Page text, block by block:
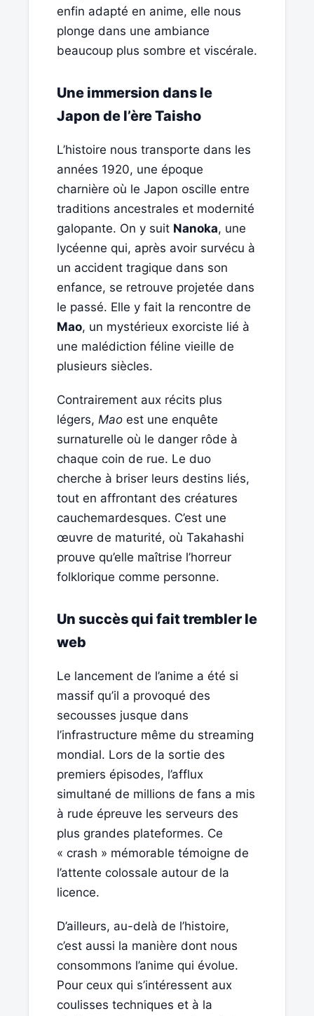
enfin adapté en anime, elle nous
plonge dans une ambiance
beaucoup plus sombre et viscérale.
Une immersion dans le
Japon de l’ère Taisho
L’histoire nous transporte dans les
années 1920, une époque
charnière où le Japon oscille entre
traditions ancestrales et modernité
galopante. On y suit Nanoka, une
lycéenne qui, après avoir survécu à
un accident tragique dans son
enfance, se retrouve projetée dans
le passé. Elle y fait la rencontre de
Mao, un mystérieux exorciste lié à
une malédiction féline vieille de
plusieurs siècles.
Contrairement aux récits plus
légers, Mao est une enquête
surnaturelle où le danger rôde à
chaque coin de rue. Le duo
cherche à briser leurs destins liés,
tout en affrontant des créatures
cauchemardesques. C’est une
œuvre de maturité, où Takahashi
prouve qu’elle maîtrise l’horreur
folklorique comme personne.
Un succès qui fait trembler le
web
Le lancement de l’anime a été si
massif qu’il a provoqué des
secousses jusque dans
l’infrastructure même du streaming
mondial. Lors de la sortie des
premiers épisodes, l’afflux
simultané de millions de fans a mis
à rude épreuve les serveurs des
plus grandes plateformes. Ce
« crash » mémorable témoigne de
l’attente colossale autour de la
licence.
D’ailleurs, au-delà de l’histoire,
c’est aussi la manière dont nous
consommons l’anime qui évolue.
Pour ceux qui s’intéressent aux
coulisses techniques et à la